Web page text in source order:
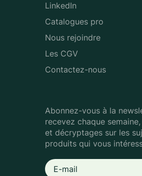
LinkedIn
Catalogues pro
Nous rejoindre
Les CGV
Contactez-nous
Abonnez-vous à la
recevez chaque
et décryptages sur les
produits qui vous